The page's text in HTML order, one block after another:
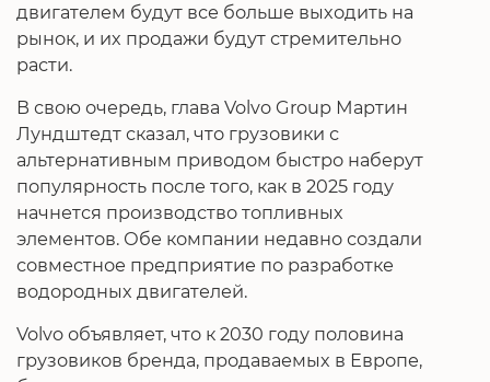
двигателем будут все больше выходить на
рынок, и их продажи будут стремительно
расти.
В свою очередь, глава Volvo Group Мартин
Лундштедт сказал, что грузовики с
альтернативным приводом быстро наберут
популярность после того, как в 2025 году
начнется производство топливных
элементов. Обе компании недавно создали
совместное предприятие по разработке
водородных двигателей.
Volvo объявляет, что к 2030 году половина
грузовиков бренда, продаваемых в Европе,